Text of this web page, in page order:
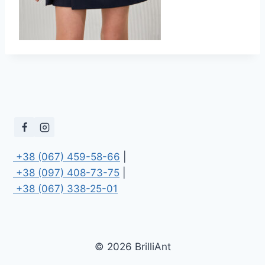
+38 (067) 459-58-66
+38 (097) 408-73-75
+38 (067) 338-25-01
© 2026 BrilliAnt